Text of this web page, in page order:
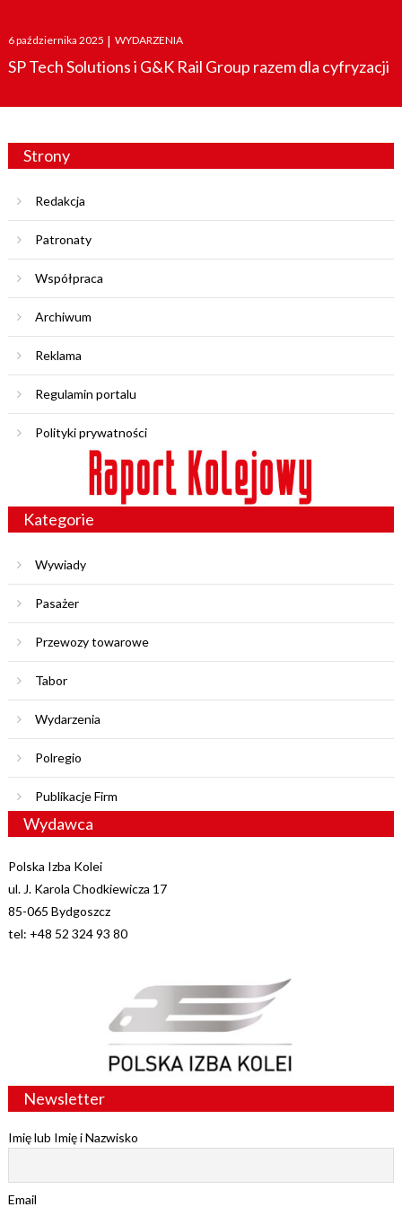
Posted
on
6 października 2025 | WYDARZENIA
SP Tech Solutions i G&K Rail Group razem dla cyfryzacji
Strony
Redakcja
Patronaty
Współpraca
Archiwum
Reklama
Regulamin portalu
Polityki prywatności
Kategorie
Wywiady
Pasażer
Przewozy towarowe
Tabor
Wydarzenia
Polregio
Publikacje Firm
Wydawca
Polska Izba Kolei
ul. J. Karola Chodkiewicza 17
85-065 Bydgoszcz
tel: +48 52 324 93 80
Newsletter
Imię lub Imię i Nazwisko
Email